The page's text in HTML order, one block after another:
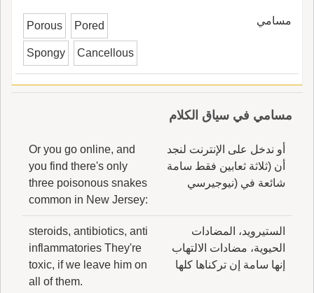
مسامي Porous Pored
Spongy Cancellous
مسامي في سياق الكلام
أو ندخل على الإنترنت لنجد
أن (ثلاثة ثعابين فقط سامة
شائعة في (نيوجيرسي
Or you go online, and
you find there's only
three poisonous snakes
common in New Jersey:
الستيرويد، المضادات
الحيوية، مضادات الالتهاب
إنها سامة إن تركناها كلها
steroids, antibiotics, anti
inflammatories They're
toxic, if we leave him on
all of them.